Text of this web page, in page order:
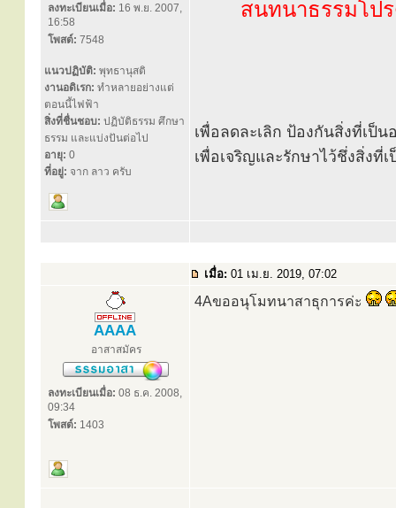
ลงทะเบียนเมื่อ: 16 พ.ย. 2007,
16:58
โพสต์: 7548
แนวปฏิบัติ: พุทธานุสติ
งานอดิเรก: ทำหลายอย่างแต่
ตอนนี้ไฟฟ้า
สิ่งที่ชื่นชอบ: ปฏิบัติธรรม ศึกษา
ธรรม และแบ่งปันต่อไป
อายุ: 0
ที่อยู่: จาก ลาว ครับ
สนทนาธรรมโป
เพื่อลดละเลิก ป้องกันสิ่งที่เป็น
เพื่อเจริญและรักษาไว้ชึ่งสิ่งที่
เมื่อ: 01 เม.ย. 2019, 07:02
AAAA
อาสาสมัคร
ลงทะเบียนเมื่อ: 08 ธ.ค. 2008,
09:34
โพสต์: 1403
4Aขออนุโมทนาสาธุการค่ะ